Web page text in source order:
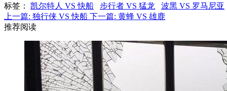
标签 ： 凯尔特人 VS 快船 步行者 VS 猛龙
波黑 VS 罗马尼亚
上一篇: 独行侠 VS 快船 下一篇: 黄蜂 VS 雄鹿
推荐阅读